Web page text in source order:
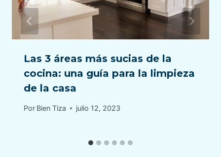
Las 3 áreas más sucias de la
cocina: una guía para la limpieza
de la casa
Por Bien Tiza julio 12, 2023